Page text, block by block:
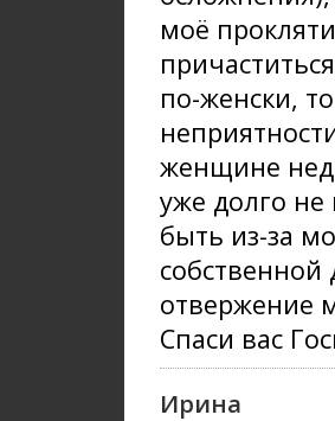
моё
по-женски,
женщине
уже долго
быть из-за
отвержение
Спаси вас
Ирина